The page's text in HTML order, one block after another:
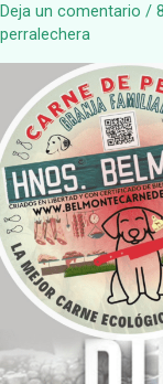
Deja un comentario /
perralechera